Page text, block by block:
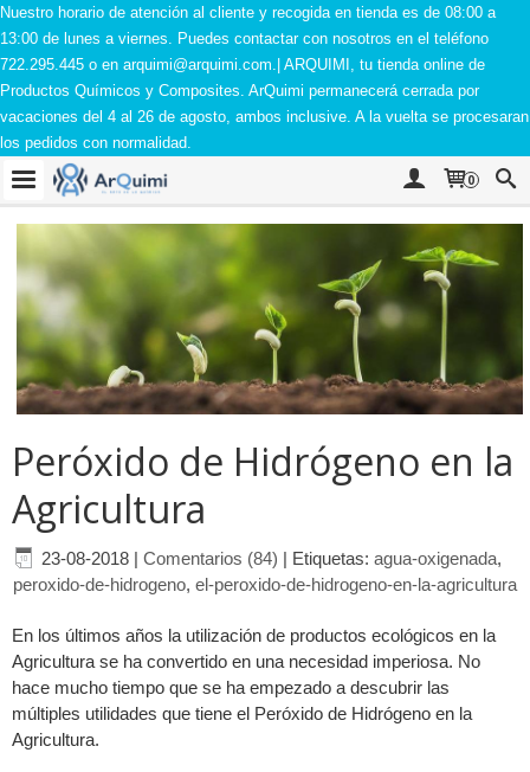
Nuestro horario de atención al cliente y recogida en tienda es de 08:00 a
13:00 de lunes a viernes. Puedes contactar con nosotros en el teléfono
722.295.445 o en arquimi@arquimi.com.| ARQUIMI, tu tienda online de
Productos Químicos y Composites. ArQuimi permanecerá cerrada por
vacaciones del 4 al 26 de agosto, ambos inclusive. A la vuelta se procesaran
los pedidos con normalidad.
0
Peróxido de Hidrógeno en la
Agricultura
23-08-2018 | Comentarios (84) | Etiquetas: agua-oxigenada,
peroxido-de-hidrogeno, el-peroxido-de-hidrogeno-en-la-agricultura
En los últimos años la utilización de productos ecológicos en la
Agricultura se ha convertido en una necesidad imperiosa. No
hace mucho tiempo que se ha empezado a descubrir las
múltiples utilidades que tiene el Peróxido de Hidrógeno en la
Agricultura.